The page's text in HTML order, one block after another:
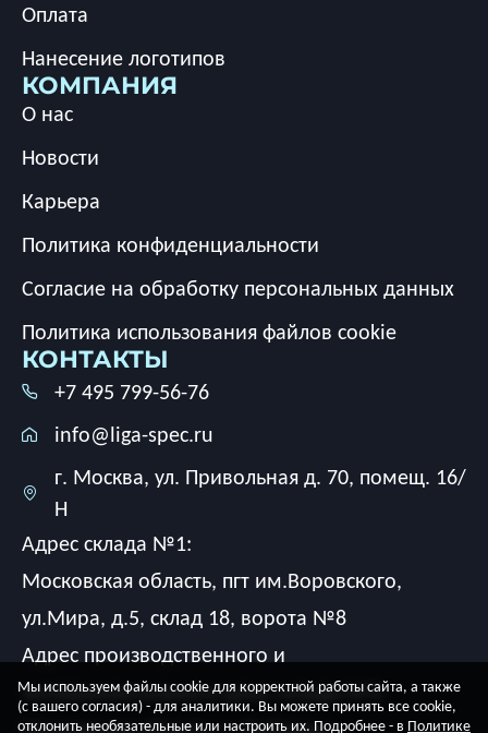
Оплата
Нанесение логотипов
КОМПАНИЯ
О нас
Новости
Карьера
Политика конфиденциальности
Согласие на обработку персональных данных
Политика использования файлов cookie
КОНТАКТЫ
+7 495 799-56-76
info@liga-spec.ru
г. Москва, ул. Привольная д. 70, помещ. 16/
Н
Адрес склада №1:
Московская область, пгт им.Воровского,
ул.Мира, д.5, склад 18, ворота №8
Адрес производственного и
экспериментального цеха, склада №2:
Мы используем файлы cookie для корректной работы сайта, а также
(с вашего согласия) - для аналитики. Вы можете принять все cookie,
отклонить необязательные или настроить их. Подробнее - в Политике